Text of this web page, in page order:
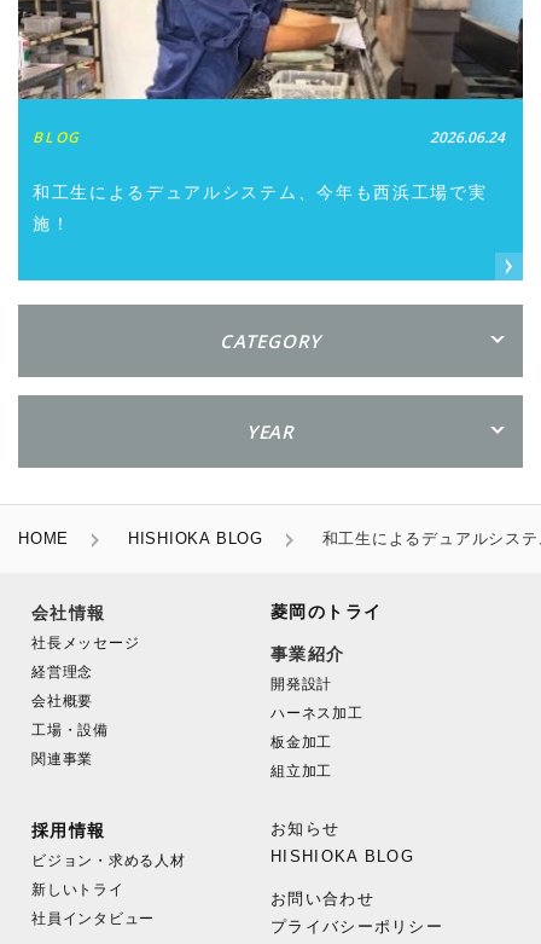
BLOG 2026.06.24
和工生によるデュアルシステム、今年も西浜工場で実
施！
CATEGORY
YEAR
HOME HISHIOKA BLOG 和工生によるデュアルシス
会社情報
社長メッセージ
経営理念
会社概要
工場・設備
関連事業
菱岡のトライ
事業紹介
開発設計
ハーネス加工
板金加工
組立加工
採用情報
ビジョン・求める人材
新しいトライ
社員インタビュー
お知らせ
HISHIOKA BLOG
お問い合わせ
プライバシーポリシー